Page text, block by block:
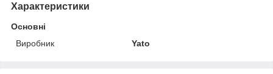
Характеристики
Основні
Виробник
Yato